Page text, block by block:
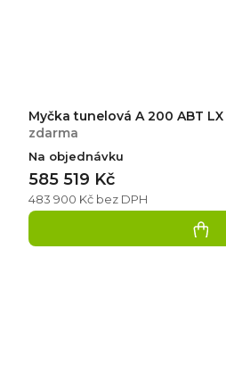
Myčka tunelová A 200 ABT LX
zdarma
Na objednávku
483 900 Kč bez DPH
585 519 Kč